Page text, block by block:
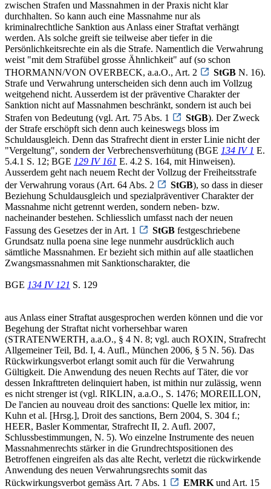
zwischen Strafen und Massnahmen in der Praxis nicht klar
durchhalten. So kann auch eine Massnahme nur als
kriminalrechtliche Sanktion aus Anlass einer Straftat verhängt
werden. Als solche greift sie teilweise aber tiefer in die
Persönlichkeitsrechte ein als die Strafe. Namentlich die Verwahrung
weist "mit dem Strafübel grosse Ähnlichkeit" auf (so schon
THORMANN/VON OVERBECK, a.a.O., Art. 2
StGB N. 16).
Strafe und Verwahrung unterscheiden sich denn auch im Vollzug
weitgehend nicht. Ausserdem ist der präventive Charakter der
Sanktion nicht auf Massnahmen beschränkt, sondern ist auch bei
Strafen von Bedeutung (vgl. Art. 75 Abs. 1
StGB). Der Zweck
der Strafe erschöpft sich denn auch keineswegs bloss im
Schuldausgleich. Denn das Strafrecht dient in erster Linie nicht der
"Vergeltung", sondern der Verbrechensverhütung (BGE 134 IV 1 E.
5.4.1 S. 12; BGE 129 IV 161 E. 4.2 S. 164, mit Hinweisen).
Ausserdem geht nach neuem Recht der Vollzug der Freiheitsstrafe
der Verwahrung voraus (Art. 64 Abs. 2
StGB), so dass in dieser
Beziehung Schuldausgleich und spezialpräventiver Charakter der
Massnahme nicht getrennt werden, sondern neben- bzw.
nacheinander bestehen. Schliesslich umfasst nach der neuen
Fassung des Gesetzes der in Art. 1
StGB festgeschriebene
Grundsatz nulla poena sine lege nunmehr ausdrücklich auch
sämtliche Massnahmen. Er bezieht sich mithin auf alle staatlichen
Zwangsmassnahmen mit Sanktionscharakter, die
BGE 134 IV 121 S. 129
aus Anlass einer Straftat ausgesprochen werden können und die vor
Begehung der Straftat nicht vorhersehbar waren
(STRATENWERTH, a.a.O., § 4 N. 8; vgl. auch ROXIN, Strafrecht
Allgemeiner Teil, Bd. I, 4. Aufl., München 2006, § 5 N. 56). Das
Rückwirkungsverbot erlangt somit auch für die Verwahrung
Gültigkeit. Die Anwendung des neuen Rechts auf Täter, die vor
dessen Inkrafttreten delinquiert haben, ist mithin nur zulässig, wenn
es nicht strenger ist (vgl. RIKLIN, a.a.O., S. 1476; MOREILLON,
De l'ancien au nouveau droit des sanctions: Quelle lex mitior, in:
Kuhn et al. [Hrsg.], Droit des sanctions, Bern 2004, S. 304 f.;
HEER, Basler Kommentar, Strafrecht II, 2. Aufl. 2007,
Schlussbestimmungen, N. 5). Wo einzelne Instrumente des neuen
Massnahmenrechts stärker in die Grundrechtspositionen des
Betroffenen eingreifen als das alte Recht, verletzt die rückwirkende
Anwendung des neuen Verwahrungsrechts somit das
Rückwirkungsverbot gemäss Art. 7 Abs. 1
EMRK und Art. 15